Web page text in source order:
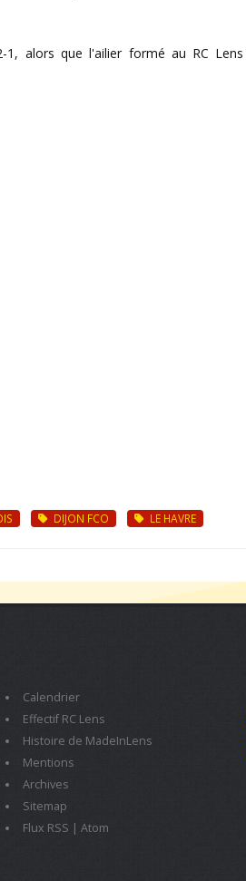
alors que l'ailier formé au RC
DIJON FCO LE HAVRE
Calendrier
Effectif RC Lens
Histoire de MadeInLens
Mentions
Archives
Sitemap
Flux RSS | Atom